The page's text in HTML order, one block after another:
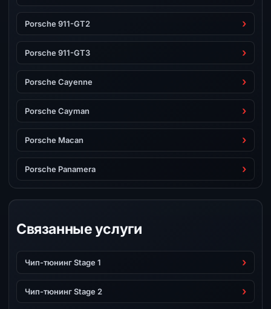
Porsche 911-GT2
Porsche 911-GT3
Porsche Cayenne
Porsche Cayman
Porsche Macan
Porsche Panamera
Связанные услуги
Чип-тюнинг Stage 1
Чип-тюнинг Stage 2